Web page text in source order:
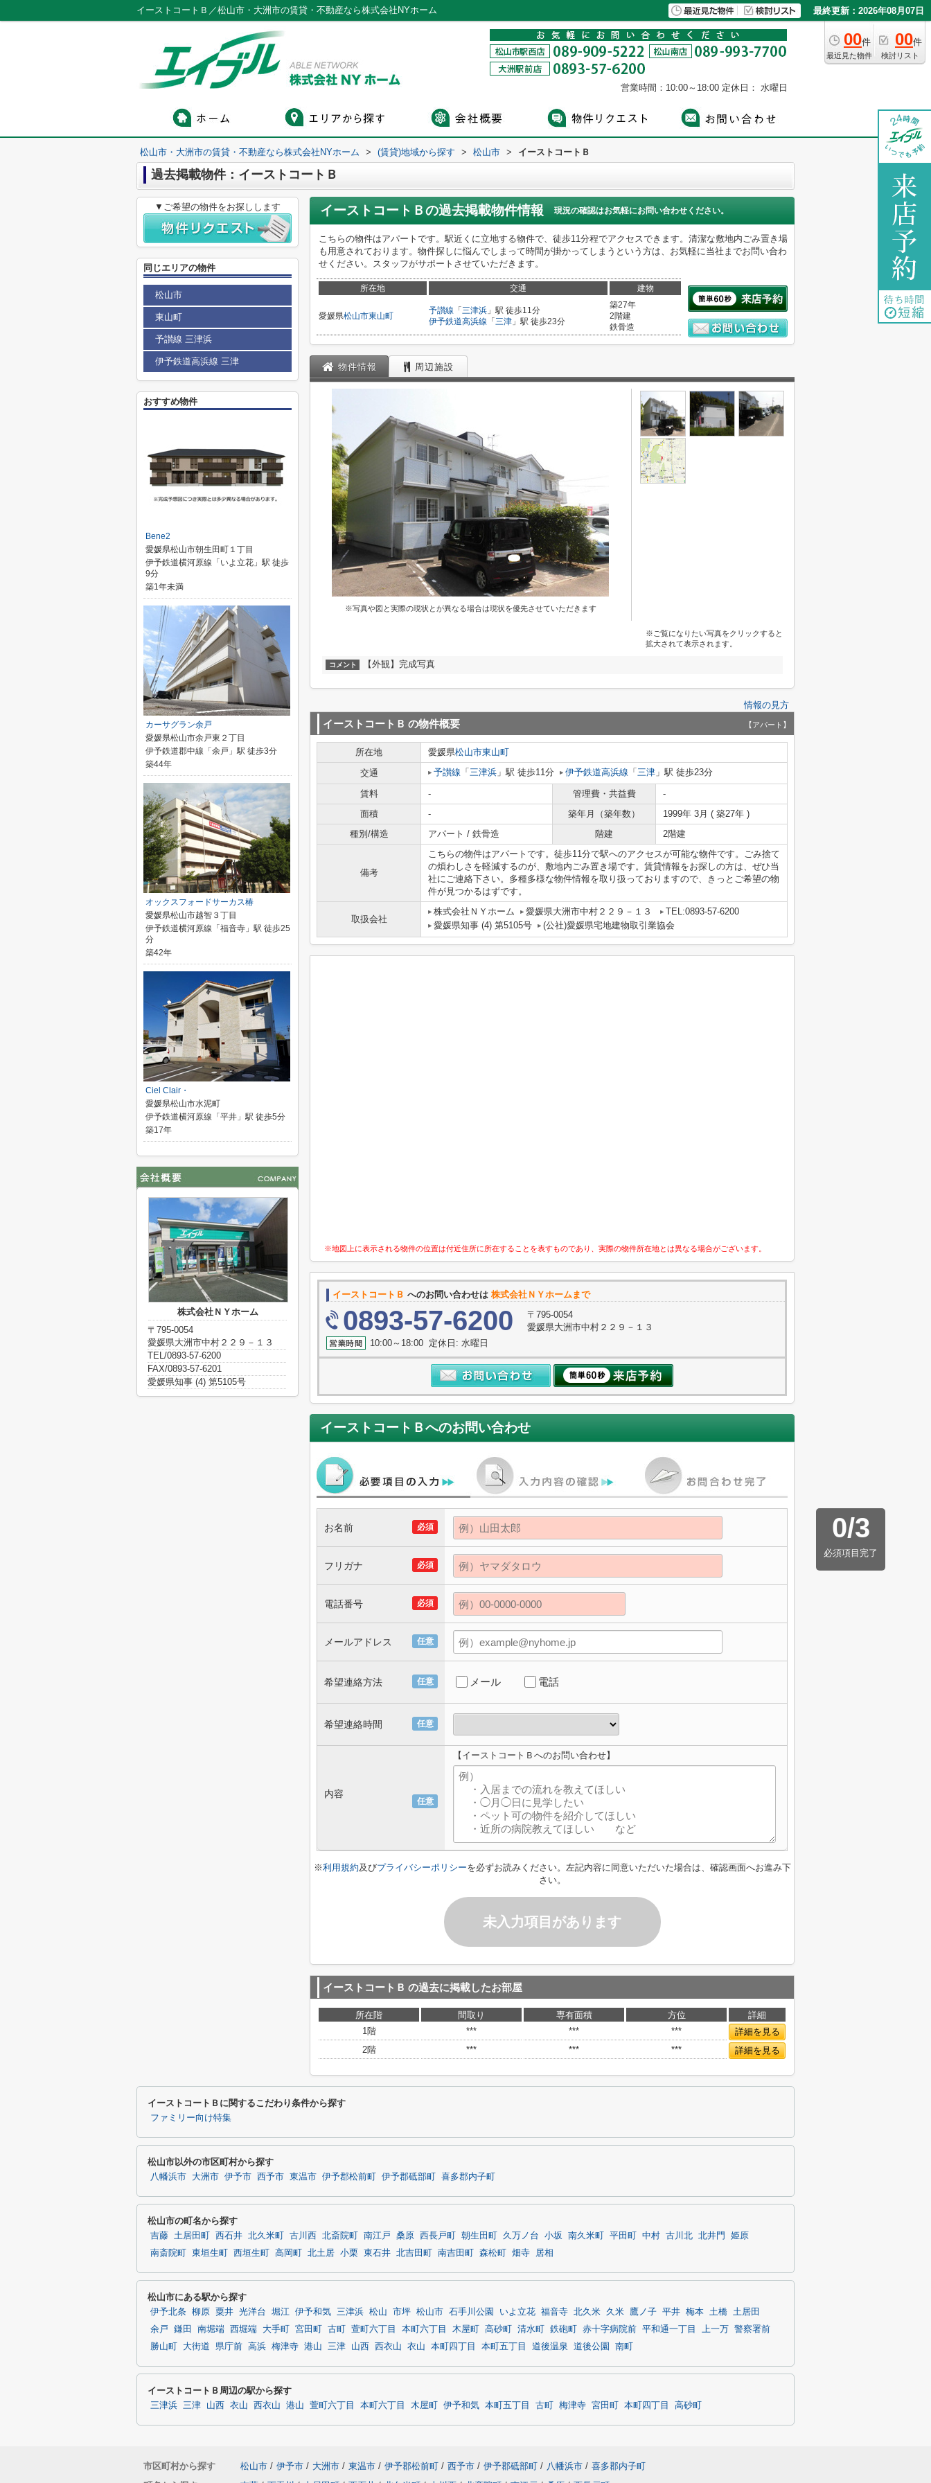
イーストコートＢ／松山市・大洲市の賃貸・不動産なら株式会社NYホーム 最終更新：2026年08月07日
00件
最近見た物件
00件
検討リスト
営業時間：10:00～18:00 定休日： 水曜日
松山市・大洲市の賃貸・不動産なら株式会社NYホーム > (賃貸)地域から探す > 松山市 > イーストコートＢ
過去掲載物件：イーストコートＢ
イーストコートＢの過去掲載物件情報 現況の確認はお気軽にお問い合わせください。
こちらの物件はアパートです。駅近くに立地する物件で、徒歩11分程でアクセスできます。清潔な敷地内ごみ置き場
も用意されております。物件探しに悩んでしまって時間が掛かってしまうという方は、お気軽に当社までお問い合わ
せください。スタッフがサポートさせていただきます。
所在地 交通 建物
愛媛県松山市東山町
予讃線 「 三津浜 」駅 徒歩11分
伊予鉄道高浜線 「 三津 」駅 徒歩23分
築27年
2階建
鉄骨造
物件情報 周辺施設
※写真や図と実際の現状とが異なる場合は現状を優先させていただきます
※ご覧になりたい写真をクリックすると
拡大されて表示されます。
コメント 【外観】完成写真
情報の見方
イーストコートＢ の物件概要 【アパート】
所在地 愛媛県松山市東山町
交通
予讃線 「 三津浜 」駅 徒歩11分 伊予鉄道高浜線 「 三津 」駅 徒歩23分
賃料 - 管理費・共益費
-
面積
- 築年月（築年数）
1999年 3月 ( 築27年 )
種別/構造
アパート / 鉄骨造 階建 2階建
備考
こちらの物件はアパートです。徒歩11分で駅へのアクセスが可能な物件です。ごみ捨て
の煩わしさを軽減するのが、敷地内ごみ置き場です。賃貸情報をお探しの方は、ぜひ当
社にご連絡下さい。多種多様な物件情報を取り扱っておりますので、きっとご希望の物
件が見つかるはずです。
取扱会社
株式会社ＮＹホーム 愛媛県大洲市中村２２９－１３
TEL:0893-57-6200
愛媛県知事 (4) 第5105号
(公社)愛媛県宅地建物取引業協会
※地図上に表示される物件の位置は付近住所に所在することを表すものであり、実際の物件所在地とは異なる場合がございます。
イーストコートＢ へのお問い合わせは 株式会社ＮＹホームまで
0893-57-6200
〒795-0054
愛媛県大洲市中村２２９－１３
10:00～18:00 定休日: 水曜日
イーストコートＢへのお問い合わせ
0/3
必須項目完了
必須
お名前
必須
フリガナ
必須
電話番号
任意
メールアドレス
任意
希望連絡方法 メール 電話
任意
希望連絡時間
任意
内容
【イーストコートＢへのお問い合わせ】
※利用規約及びプライバシーポリシーを必ずお読みください。左記内容に同意いただいた場合は、確認画面へお進み下
さい。
未入力項目があります
イーストコートＢ の過去に掲載したお部屋
所在階 間取り 専有面積 方位
詳細
1階
*** *** ***
詳細を見る
2階
*** *** *** 詳細を見る
▼ご希望の物件をお探しします
同じエリアの物件
松山市
東山町
予讃線 三津浜
伊予鉄道高浜線 三津
おすすめ物件
Bene2
愛媛県松山市朝生田町１丁目
伊予鉄道横河原線「いよ立花」駅 徒歩
9分
築1年未満
カーサグラン余戸
愛媛県松山市余戸東２丁目
伊予鉄道郡中線「余戸」駅 徒歩3分
築44年
オックスフォードサーカス椿
愛媛県松山市越智３丁目
伊予鉄道横河原線「福音寺」駅 徒歩25
分
築42年
Ciel Clair・
愛媛県松山市水泥町
伊予鉄道横河原線「平井」駅 徒歩5分
築17年
株式会社ＮＹホーム
〒795-0054
愛媛県大洲市中村２２９－１３
TEL/0893-57-6200
FAX/0893-57-6201
愛媛県知事 (4) 第5105号
イーストコートＢに関するこだわり条件から探す
ファミリー向け特集
松山市以外の市区町村から探す
八幡浜市 大洲市 伊予市 西予市 東温市 伊予郡松前町 伊予郡砥部町 喜多郡内子町
松山市の町名から探す
吉藤 土居田町 西石井 北久米町 古川西 北斎院町 南江戸 桑原 西長戸町 朝生田町 久万ノ台 小坂 南久米町 平田町 中村 古川北 北井門
姫原
南斎院町
東垣生町 西垣生町 高岡町 北土居 小栗 東石井 北吉田町 南吉田町 森松町 畑寺 居相
松山市にある駅から探す
伊予北条 柳原 粟井 光洋台 堀江 伊予和気 三津浜 松山 市坪 松山市 石手川公園 いよ立花 福音寺 北久米 久米 鷹ノ子 平井 梅本 土橋 土居田
余戸
鎌田 南堀端 西堀端 大手町 宮田町 古町 萱町六丁目 本町六丁目 木屋町 高砂町 清水町 鉄砲町 赤十字病院前 平和通一丁目 上一万
警察署前
勝山町
大街道 県庁前 高浜 梅津寺 港山 三津 山西 西衣山 衣山 本町四丁目 本町五丁目 道後温泉 道後公園 南町
イーストコートＢ周辺の駅から探す
三津浜 三津 山西 衣山 西衣山 港山 萱町六丁目 本町六丁目 木屋町 伊予和気 本町五丁目 古町 梅津寺 宮田町 本町四丁目 高砂町
市区町村から探す 松山市 / 伊予市 / 大洲市 / 東温市 / 伊予郡松前町 / 西予市 / 伊予郡砥部町 / 八幡浜市 / 喜多郡内子町